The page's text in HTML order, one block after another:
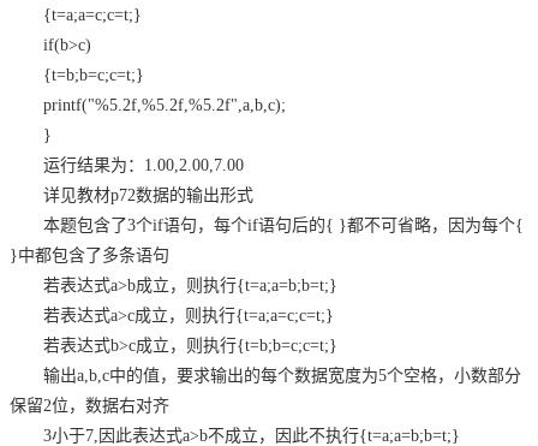
{t=a;a=c;c=t;}
if(b>c)
{t=b;b=c;c=t;}
printf("%5.2f,%5.2f,%5.2f",a,b,c);
}
运行结果为：1.00,2.00,7.00
详见教材p72数据的输出形式
本题包含了3个if语句，每个if语句后的{ }都不可省略，因为每个{
}中都包含了多条语句
若表达式a>b成立，则执行{t=a;a=b;b=t;}
若表达式a>c成立，则执行{t=a;a=c;c=t;}
若表达式b>c成立，则执行{t=b;b=c;c=t;}
输出a,b,c中的值，要求输出的每个数据宽度为5个空格，小数部分
保留2位，数据右对齐
3小于7,因此表达式a>b不成立，因此不执行{t=a;a=b;b=t;}